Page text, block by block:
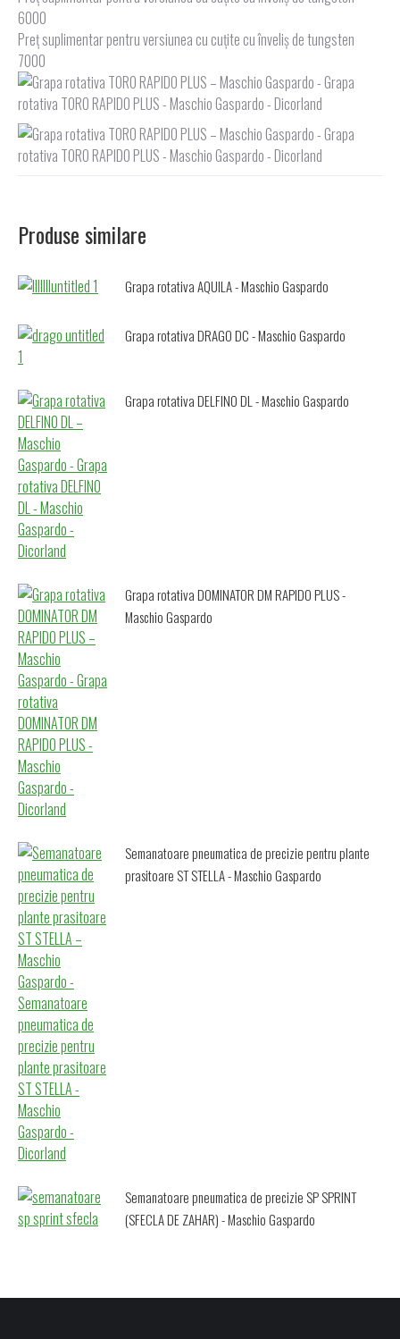
6000
Preț suplimentar pentru versiunea cu cuțite cu înveliș de tungsten
7000
Produse similare
Grapa rotativa AQUILA - Maschio Gaspardo
Grapa rotativa DRAGO DC - Maschio Gaspardo
Grapa rotativa DELFINO DL - Maschio Gaspardo
Grapa rotativa DOMINATOR DM RAPIDO PLUS -
Maschio Gaspardo
Semanatoare pneumatica de precizie pentru plante
prasitoare ST STELLA - Maschio Gaspardo
Semanatoare pneumatica de precizie SP SPRINT
(SFECLA DE ZAHAR) - Maschio Gaspardo